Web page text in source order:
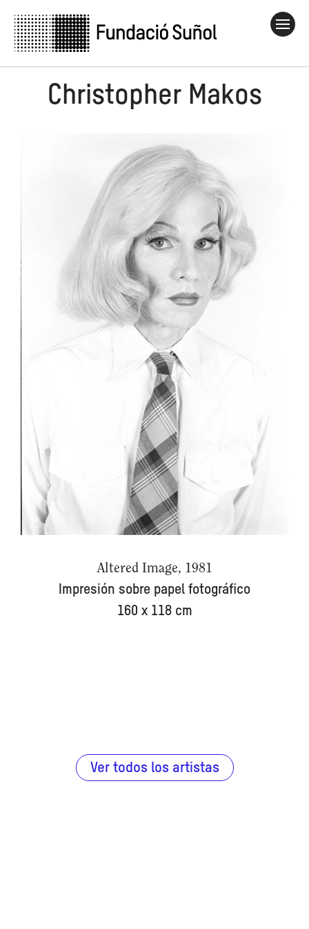
Christopher Makos
Altered Image, 1981
Impresión sobre papel fotográfico
160 x 118 cm
Ver todos los artistas